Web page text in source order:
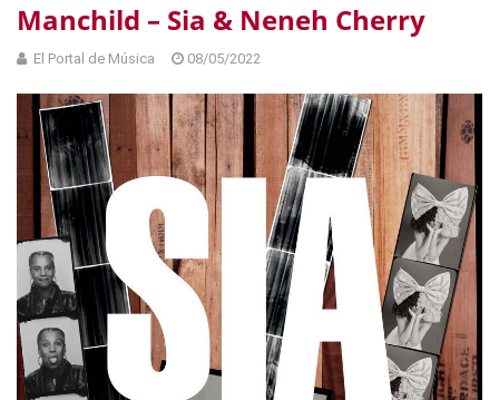
Manchild – Sia & Neneh Cherry
El Portal de Música 08/05/2022